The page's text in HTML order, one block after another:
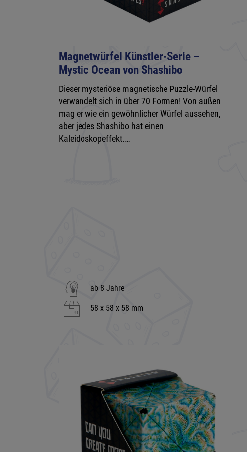
Magnetwürfel Künstler-Serie –
Mystic Ocean von Shashibo
Dieser mysteriöse magnetische Puzzle-Würfel
verwandelt sich in über 70 Formen! Von außen
mag er wie ein gewöhnlicher Würfel aussehen,
aber jedes Shashibo hat einen
Kaleidoskopeffekt.…
ab 8 Jahre
58 x 58 x 58 mm